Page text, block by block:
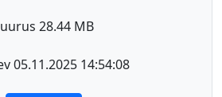
28.44 MB
05.11.2025 14:54:08